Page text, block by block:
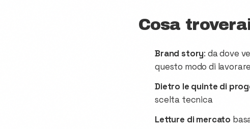
Cosa
Brand story: da dove
questo modo di lavorare
Dietro le quinte di
scelta tecnica
Letture di mercato